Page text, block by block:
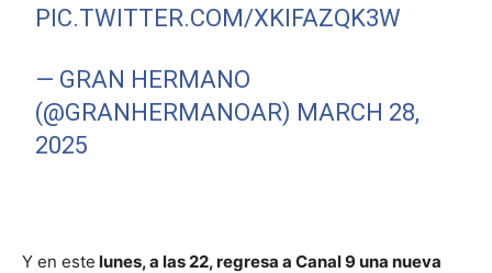
PIC.TWITTER.COM/XKIFAZQK3W
— GRAN HERMANO
(@GRANHERMANOAR) MARCH 28,
2025
Y en este lunes, a las 22, regresa a Canal 9 una nueva